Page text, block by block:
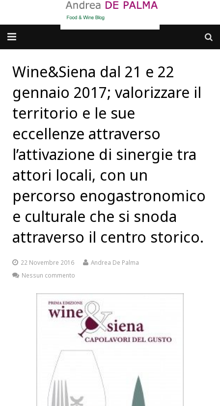
cosa BERE
dove MANGIARE
cosa CUCINARE
dove ANDARE
Punti di vista e approfondimenti
Contatti
Wine&Siena dal 21 e 22
gennaio 2017; valorizzare il
territorio e le sue
eccellenze attraverso
l’attivazione di sinergie tra
attori locali, con un
percorso enogastronomico
e culturale che si snoda
attraverso il centro storico.
22 Novembre 2016
Andrea De Palma
Nessun commento